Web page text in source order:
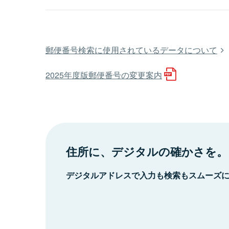
郵便番号検索に使用されているデータについて
2025年度版郵便番号の変更案内
住所に、デジタルの確かさを。
デジタルアドレスで入力も検索もスムーズ